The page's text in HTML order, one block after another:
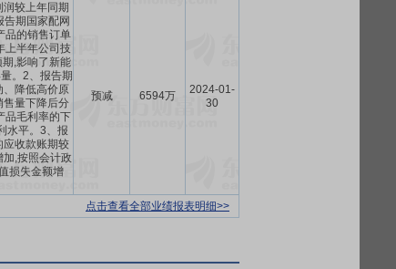
较上年同期
告期国家配网
品的销售订单
上半年公司技
,影响了新能
。2、报告期
、降低高价原
售量下降后分
品毛利率的下
水平。3、报
应收款账期较
,按照会计政
损失金额增
预减 6594万
2024-01-
30
点击查看全部业绩报表明细>>